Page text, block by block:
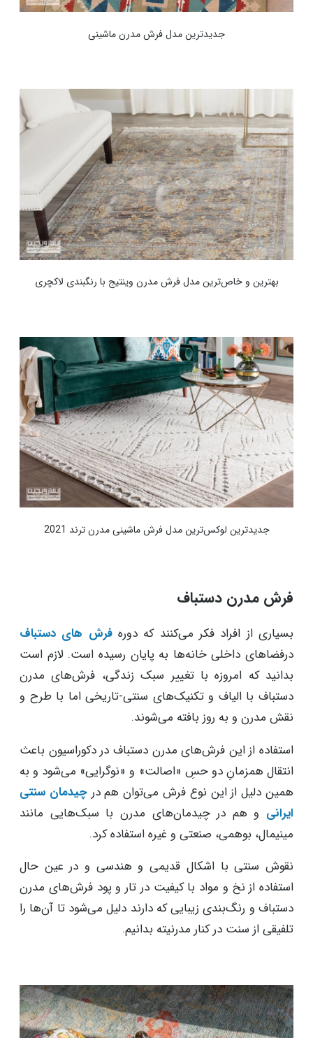
جدیدترین مدل فرش مدرن ماشینی
بهترین و خاص‌ترین مدل فرش مدرن وینتیج با رنگبندی لاکچری
جدیدترین لوکس‌ترین مدل فرش ماشینی مدرن ترند 2021
فرش مدرن دستباف
بسیاری از افراد فکر می‌کنند که دورهفرش‌ های دستباف
درفضاهای داخلی خانه‌ها به پایان رسیده است. لازم است
بدانید که امروزه با تغییر سبک زندگی، فرش‌های مدرن
دستباف با الیاف و تکنیک‌های سنتی-تاریخی اما با طرح و
نقش مدرن و به روز بافته می‌شوند.
استفاده از این فرش‌های مدرن دستباف در دکوراسیون باعث
انتقال همزمانِ دو حسِ «اصالت» و «نوگرایی» می‌شود و به
همین دلیل از این نوع فرش می‌توان هم درچیدمان سنتی
ایرانیو هم در چیدمان‌های مدرن با سبک‌هایی مانند
مینیمال، بوهمی، صنعتی و غیره استفاده کرد.
نقوش سنتی با اشکال قدیمی و هندسی و در عین حال
استفاده از نخ و مواد با کیفیت در تار و پود فرش‌های مدرن
دستباف و رنگ‌بندی زیبایی که دارند دلیل می‌شود تا آن‌ها را
تلفیقی از سنت در کنار مدرنیته بدانیم.